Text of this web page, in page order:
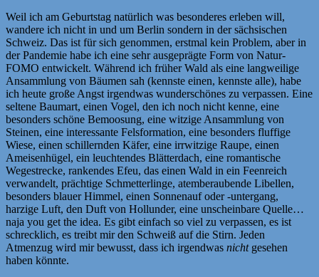
Weil ich am Geburtstag natürlich was besonderes erleben will,
wandere ich nicht in und um Berlin sondern in der sächsischen
Schweiz. Das ist für sich genommen, erstmal kein Problem, aber in
der Pandemie habe ich eine sehr ausgeprägte Form von Natur-
FOMO entwickelt. Während ich früher Wald als eine langweilige
Ansammlung von Bäumen sah (kennste einen, kennste alle), habe
ich heute große Angst irgendwas wunderschönes zu verpassen. Eine
seltene Baumart, einen Vogel, den ich noch nicht kenne, eine
besonders schöne Bemoosung, eine witzige Ansammlung von
Steinen, eine interessante Felsformation, eine besonders fluffige
Wiese, einen schillernden Käfer, eine irrwitzige Raupe, einen
Ameisenhügel, ein leuchtendes Blätterdach, eine romantische
Wegestrecke, rankendes Efeu, das einen Wald in ein Feenreich
verwandelt, prächtige Schmetterlinge, atemberaubende Libellen,
besonders blauer Himmel, einen Sonnenauf oder -untergang,
harzige Luft, den Duft von Hollunder, eine unscheinbare Quelle…
naja you get the idea. Es gibt einfach so viel zu verpassen, es ist
schrecklich, es treibt mir den Schweiß auf die Stirn. Jeden
Atmenzug wird mir bewusst, dass ich irgendwas nichtgesehen
haben könnte.